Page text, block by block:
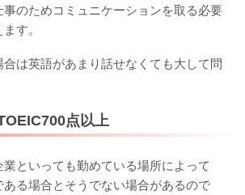
のためコミュニケーションを取る必要
す。
は英語があまり話せなくても大して問
点以上
といっても勤めている場所によって
る場合とそうでない場合があるので